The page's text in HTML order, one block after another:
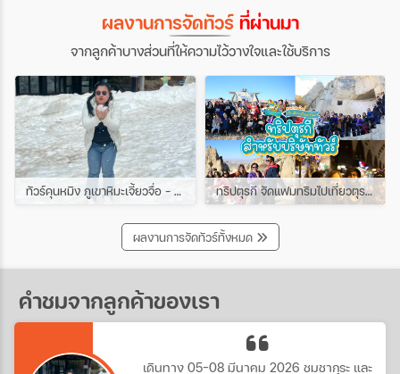
ผลงานการจัดทัวร์ที่ผ่านมา
จากลูกค้าบางส่วนที่ให้ความไว้วางใจและใช้บริการ
ทัวร์คุนหมิง ภูเขาหิมะเจี้ยวจื่อ - ชมดอกซากุระเขาหยวนทง 4วัน 3คืน ช่วง มีนาคม ทริปตุรกี จัดแฟมทริมไปเที่ยวตุรกีกับเหล่าบรรดาบริษัททัวร์ และเอเยนต์ทัวร์ ทริปนี้ขึ้นบอลลูนสนุกมาก
ผลงานการจัดทัวร์ทั้งหมด
คำชมจากลูกค้าของเรา
เดินทาง 05-08 มีนาคม 2026 ชมชากุระ และ